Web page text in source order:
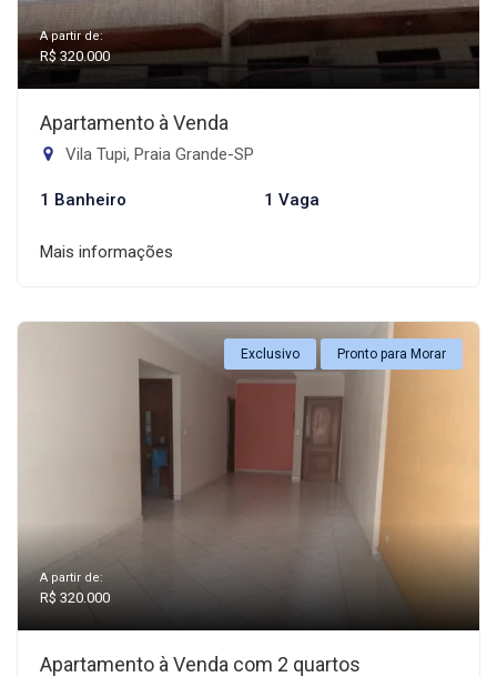
A partir de:
R$ 320.000
Apartamento à Venda
Vila Tupi, Praia Grande-SP
1 Banheiro 1 Vaga
Mais informações
Exclusivo Pronto para Morar
A partir de:
R$ 320.000
Apartamento à Venda com 2 quartos